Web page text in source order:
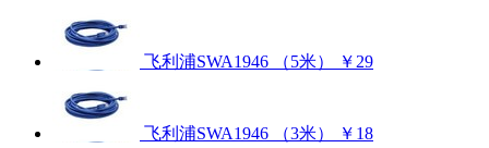
飞利浦SWA1946 （5米） ￥29
飞利浦SWA1946 （3米） ￥18